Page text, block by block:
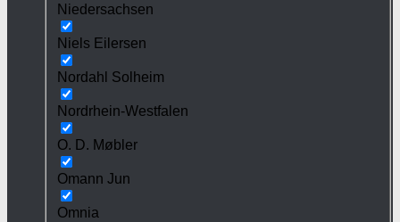
Niedersachsen
Niels Eilersen
Nordahl Solheim
Nordrhein-Westfalen
O. D. Møbler
Omann Jun
Omnia